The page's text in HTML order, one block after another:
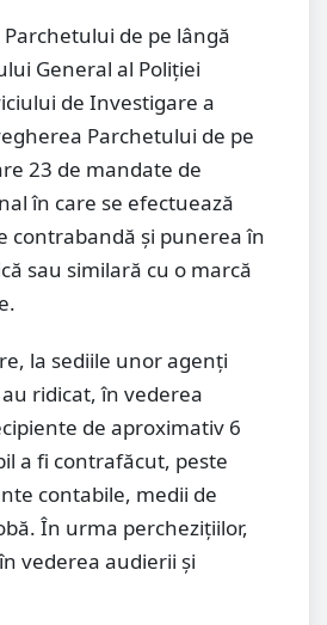
de pe lângă
General al Poliției
de Investigare a
Parchetului de pe
23 de mandate de
în care se efectuează
contrabandă și punerea în
sau similară cu o marcă
la sediile unor agenți
ridicat, în vederea
de aproximativ 6
a fi contrafăcut, peste
contabile, medii de
În urma perchezițiilor,
vederea audierii și